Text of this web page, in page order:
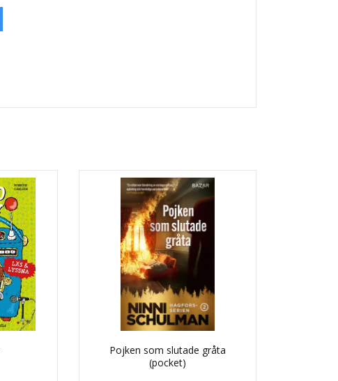
Pojken som slutade gråta
(pocket)